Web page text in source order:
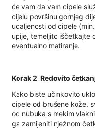
će vam da vam cipele
cijelu površinu gornjeg
udaljenosti od cipele
upije, temeljito iščetkajte
eventualno matiranje.
Korak 2. Redovito
Kako biste učinkovito
cipele od brušene kože,
od nubuka s mekim
ga zamijeniti nježnom